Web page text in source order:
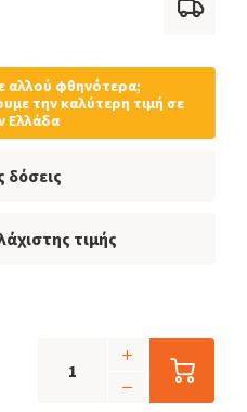
φθηνότερα;
την καλύτερη τιμή σε
Ελλάδα
δόσεις
τιμής